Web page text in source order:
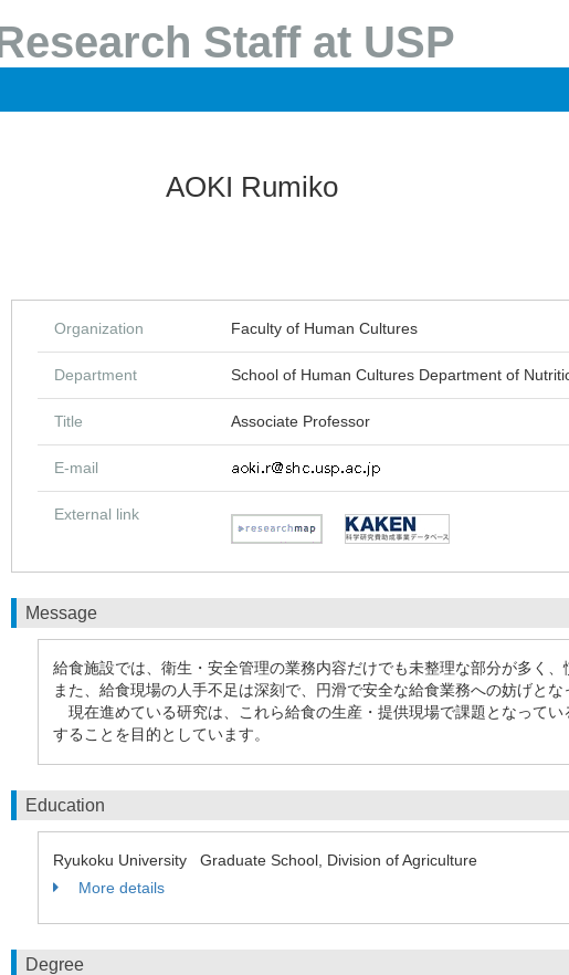
Staff at USP
AOKI Rumiko
Organization Faculty of Human Cultures
Department School of Human Cultures Department of
Title Associate Professor
E-mail
External link
Message
給食施設では、衛生・安全管理の業務内容だけでも未整理な部分が多く
また、給食現場の人手不足は深刻で、円滑で安全な給食業務への妨げとな
現在進めている研究は、これら給食の生産・提供現場で課題となって
することを目的としています。
Education
Ryukoku University Graduate School, Division of Agriculture
More details
Degree